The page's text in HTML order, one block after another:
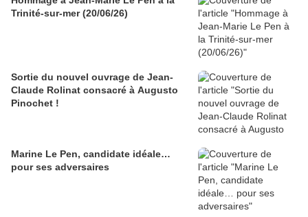
Trinité-sur-mer (20/06/26)
Sortie du nouvel ouvrage de Jean-
Claude Rolinat consacré à Augusto
Pinochet !
Marine Le Pen, candidate idéale…
pour ses adversaires